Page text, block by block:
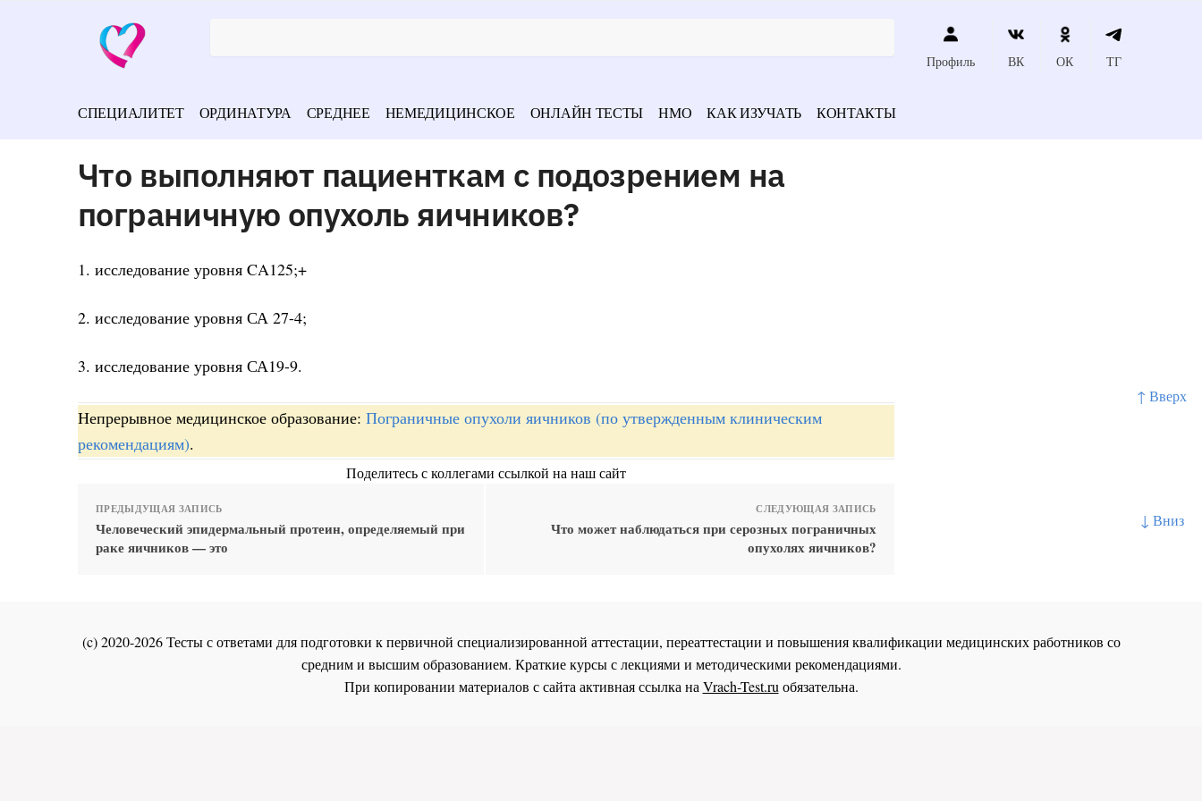
↑ Вверх
↓ Вниз
Профиль ВК ОК ТГ
СПЕЦИАЛИТЕТ ОРДИНАТУРА СРЕДНЕЕ НЕМЕДИЦИНСКОЕ ОНЛАЙН ТЕСТЫ НМО КАК ИЗУЧАТЬ КОНТАКТЫ
Что выполняют пациенткам с подозрением на
пограничную опухоль яичников?
1. исследование уровня CA125;+
2. исследование уровня СА 27-4;
3. исследование уровня СА19-9.
Непрерывное медицинское образование: Пограничные опухоли яичников (по утвержденным клиническим
рекомендациям).
Поделитесь с коллегами ссылкой на наш сайт
ПРЕДЫДУЩАЯ ЗАПИСЬ
Человеческий эпидермальный протеин, определяемый при
раке яичников — это
СЛЕДУЮЩАЯ ЗАПИСЬ
Что может наблюдаться при серозных пограничных
опухолях яичников?
(c) 2020-2026 Тесты с ответами для подготовки к первичной специализированной аттестации, переаттестации и повышения квалификации медицинских работников со
средним и высшим образованием. Краткие курсы с лекциями и методическими рекомендациями.
При копировании материалов с сайта активная ссылка на Vrach-Test.ru обязательна.